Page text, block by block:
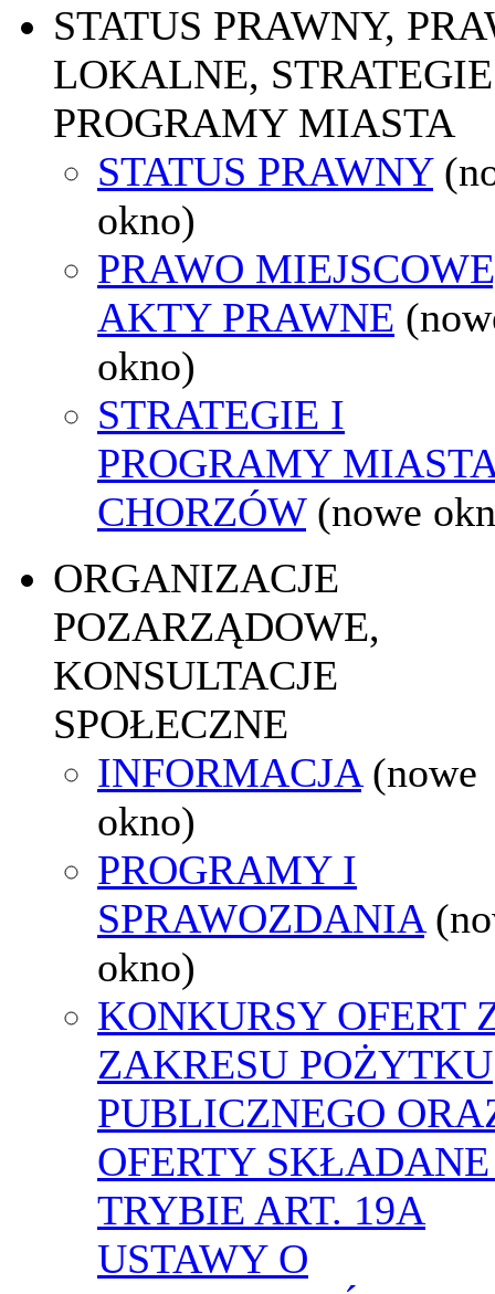
STATUS PRAWNY,
LOKALNE,
PROGRAMY MIASTA
STATUS PRAWNY
okno)
PRAWO
AKTY PRAWNE
okno)
STRATEGIE I
PROGRAMY
CHORZÓW (nowe
ORGANIZACJE
POZARZĄDOWE,
KONSULTACJE
SPOŁECZNE
INFORMACJA (nowe
okno)
PROGRAMY I
SPRAWOZDANIA
okno)
KONKURSY OFERT
ZAKRESU POŻYTKU
PUBLICZNEGO
OFERTY
TRYBIE ART. 19A
USTAWY O